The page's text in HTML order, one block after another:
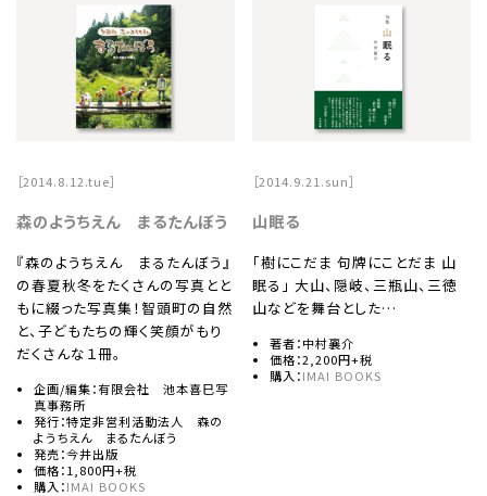
［2014.8.12.tue］
森のようちえん まるたんぼう
『森のようちえん まるたんぼう』
の春夏秋冬をたくさんの写真とと
もに綴った写真集！智頭町の自然
と、子どもたちの輝く笑顔がもり
だくさんな１冊。
企画/編集：有限会社 池本喜巳写
真事務所
発行：特定非営利活動法人 森の
ようちえん まるたんぼう
発売：今井出版
価格：1,800円+税
購入：IMAI BOOKS
［2014.9.21.sun］
山眠る
「樹にこだま 句牌にことだま 山
眠る」 大山、隠岐、三瓶山、三徳
山などを舞台とした…
著者：中村襄介
価格：2,200円+税
購入：IMAI BOOKS